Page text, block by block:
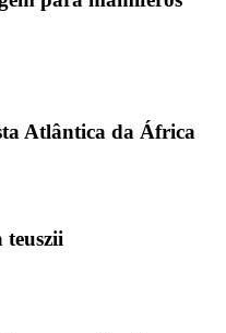
Atlântica da África
teuszii